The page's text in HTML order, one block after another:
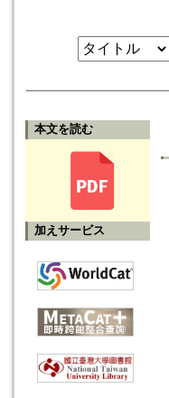
本文を読む
加えサービス